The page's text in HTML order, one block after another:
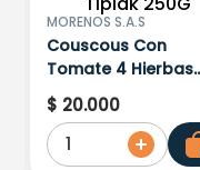
MORENOS S.A.S
Couscous Con
Tomate 4 Hierbas
Tipiak 250G
$ 20.000
1